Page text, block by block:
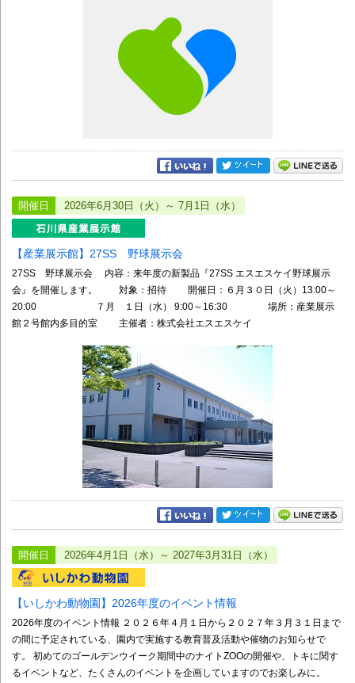
開催日 2026年6月30日（火）～ 7月1日（水）
【産業展示館】27SS 野球展示会
27SS 野球展示会 内容：来年度の新製品『27SS エスエスケイ野球展示
会』を開催します。 対象：招待 開催日：６月３０日（火）13:00～
20:00 ７月 １日（水） 9:00～16:30 場所：産業展示
館２号館内多目的室 主催者：株式会社エスエスケイ
開催日 2026年4月1日（水）～ 2027年3月31日（水）
【いしかわ動物園】2026年度のイベント情報
2026年度のイベント情報 ２０２６年４月１日から２０２７年３月３１日まで
の間に予定されている、園内で実施する教育普及活動や催物のお知らせで
す。 初めてのゴールデンウイーク期間中のナイトZOOの開催や、トキに関す
るイベントなど、たくさんのイベントを企画していますのでお楽しみに。